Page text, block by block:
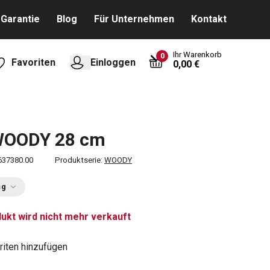
Garantie Blog Für Unternehmen Kontakt
Favoriten Einloggen
0 Ihr Warenkorb
0,00 €
28 cm
Produktserie: WOODY
wird nicht mehr verkauft
hinzufügen